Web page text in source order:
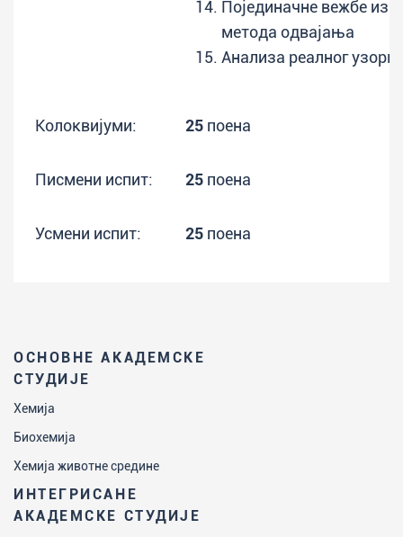
ОСНОВНЕ АКАДЕМСКЕ
СТУДИЈЕ
Хемија
Биохемија
Хемија животне средине
ИНТЕГРИСАНЕ
АКАДЕМСКЕ СТУДИЈЕ
Појединачне вежбе из
метода одвајања
Анализа реалног
Колоквијуми: 25 поена
Писмени испит: 25 поена
Усмени испит: 25 поена